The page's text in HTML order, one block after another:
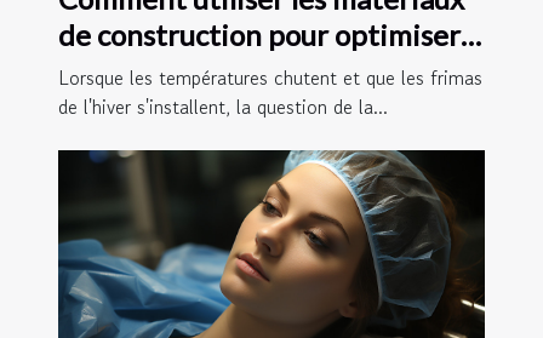
de construction pour optimiser
la rétention de chaleur dans
votre maison
Lorsque les températures chutent et que les frimas
de l'hiver s'installent, la question de la...